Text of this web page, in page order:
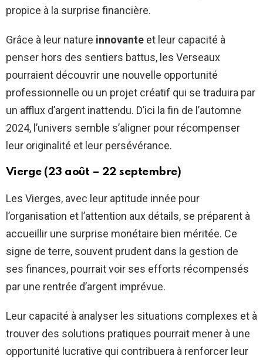
propice à la surprise financière.
Grâce à leur nature innovante et leur capacité à
penser hors des sentiers battus, les Verseaux
pourraient découvrir une nouvelle opportunité
professionnelle ou un projet créatif qui se traduira par
un afflux d’argent inattendu. D’ici la fin de l’automne
2024, l’univers semble s’aligner pour récompenser
leur originalité et leur persévérance.
Vierge (23 août – 22 septembre)
Les Vierges, avec leur aptitude innée pour
l’organisation et l’attention aux détails, se préparent à
accueillir une surprise monétaire bien méritée. Ce
signe de terre, souvent prudent dans la gestion de
ses finances, pourrait voir ses efforts récompensés
par une rentrée d’argent imprévue.
Leur capacité à analyser les situations complexes et à
trouver des solutions pratiques pourrait mener à une
opportunité lucrative qui contribuera à renforcer leur